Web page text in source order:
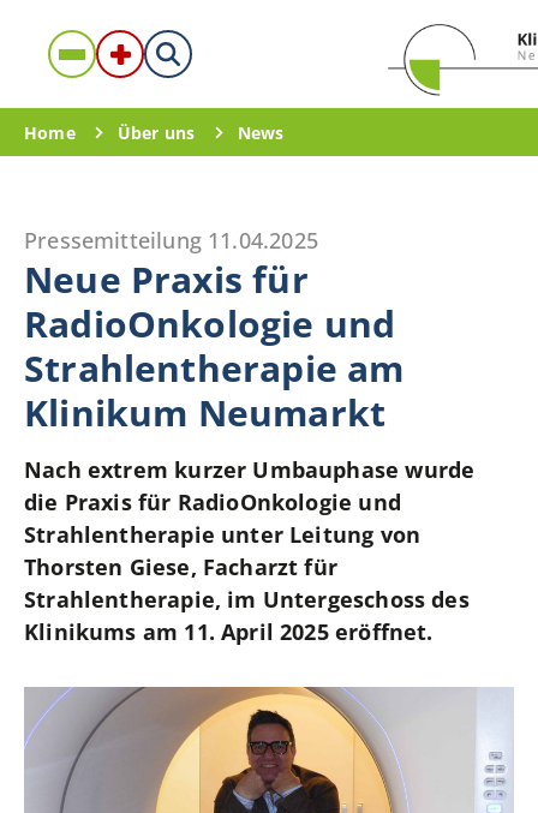
Home Über uns News
Pressemitteilung 11.04.2025
Neue Praxis für
RadioOnkologie und
Strahlentherapie am
Klinikum Neumarkt
Nach extrem kurzer Umbauphase wurde
die Praxis für RadioOnkologie und
Strahlentherapie unter Leitung von
Thorsten Giese, Facharzt für
Strahlentherapie, im Untergeschoss des
Klinikums am 11. April 2025 eröffnet.